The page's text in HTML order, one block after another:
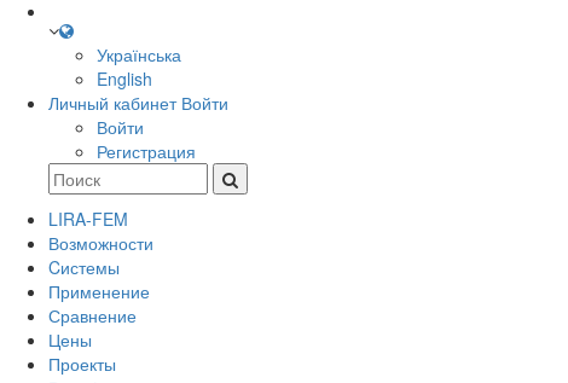
Українська
English
Личный кабинет Войти
Войти
Регистрация
LIRA-FEM
Возможности
Cистемы
Применение
Сравнение
Цены
Проекты